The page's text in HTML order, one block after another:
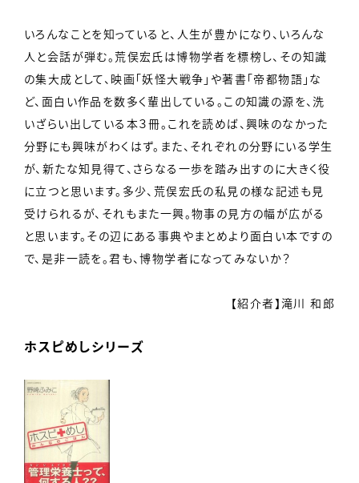
いろんなことを知っていると、人生が豊かになり、いろんな
人と会話が弾む。荒俣宏氏は博物学者を標榜し、その知識
の集大成として、映画「妖怪大戦争」や著書「帝都物語」な
ど、面白い作品を数多く輩出している。この知識の源を、洗
いざらい出している本３冊。これを読めば、興味のなかった
分野にも興味がわくはず。また、それぞれの分野にいる学生
が、新たな知見得て、さらなる一歩を踏み出すのに大きく役
に立つと思います。多少、荒俣宏氏の私見の様な記述も見
受けられるが、それもまた一興。物事の見方の幅が広がる
と思います。その辺にある事典やまとめより面白い本ですの
で、是非一読を。君も、博物学者になってみないか？
【紹介者】滝川 和郎
ホスピめしシリーズ